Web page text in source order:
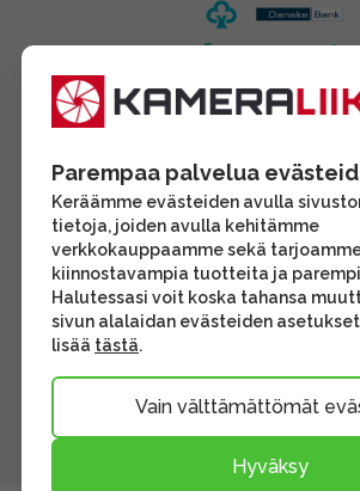
Parempaa palvelua
Keräämme evästeiden avulla
tietoja, joiden avulla kehitämme
verkkokauppaamme sekä
kiinnostavampia tuotteita ja
Halutessasi voit koska tahansa
sivun alalaidan evästeiden
lisää tästä.
Vain välttämättömät
Hyväksy